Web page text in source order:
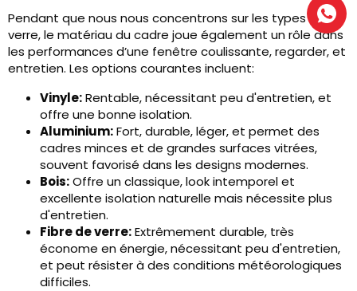
Pendant que nous nous concentrons sur les types et le
verre, le matériau du cadre joue également un rôle dans
les performances d’une fenêtre coulissante, regarder, et
entretien. Les options courantes incluent:
Vinyle:Rentable, nécessitant peu d'entretien, et
offre une bonne isolation.
Aluminium:Fort, durable, léger, et permet des
cadres minces et de grandes surfaces vitrées,
souvent favorisé dans les designs modernes.
Bois:Offre un classique, look intemporel et
excellente isolation naturelle mais nécessite plus
d'entretien.
Fibre de verre:Extrêmement durable, très
économe en énergie, nécessitant peu d'entretien,
et peut résister à des conditions météorologiques
difficiles.